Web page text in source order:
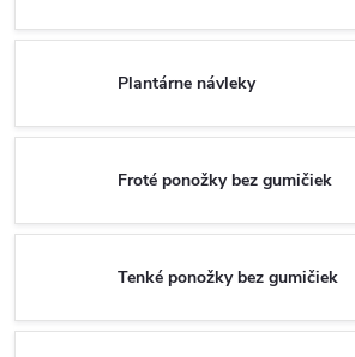
Plantárne návleky
Froté ponožky bez gumičiek
Tenké ponožky bez gumičiek